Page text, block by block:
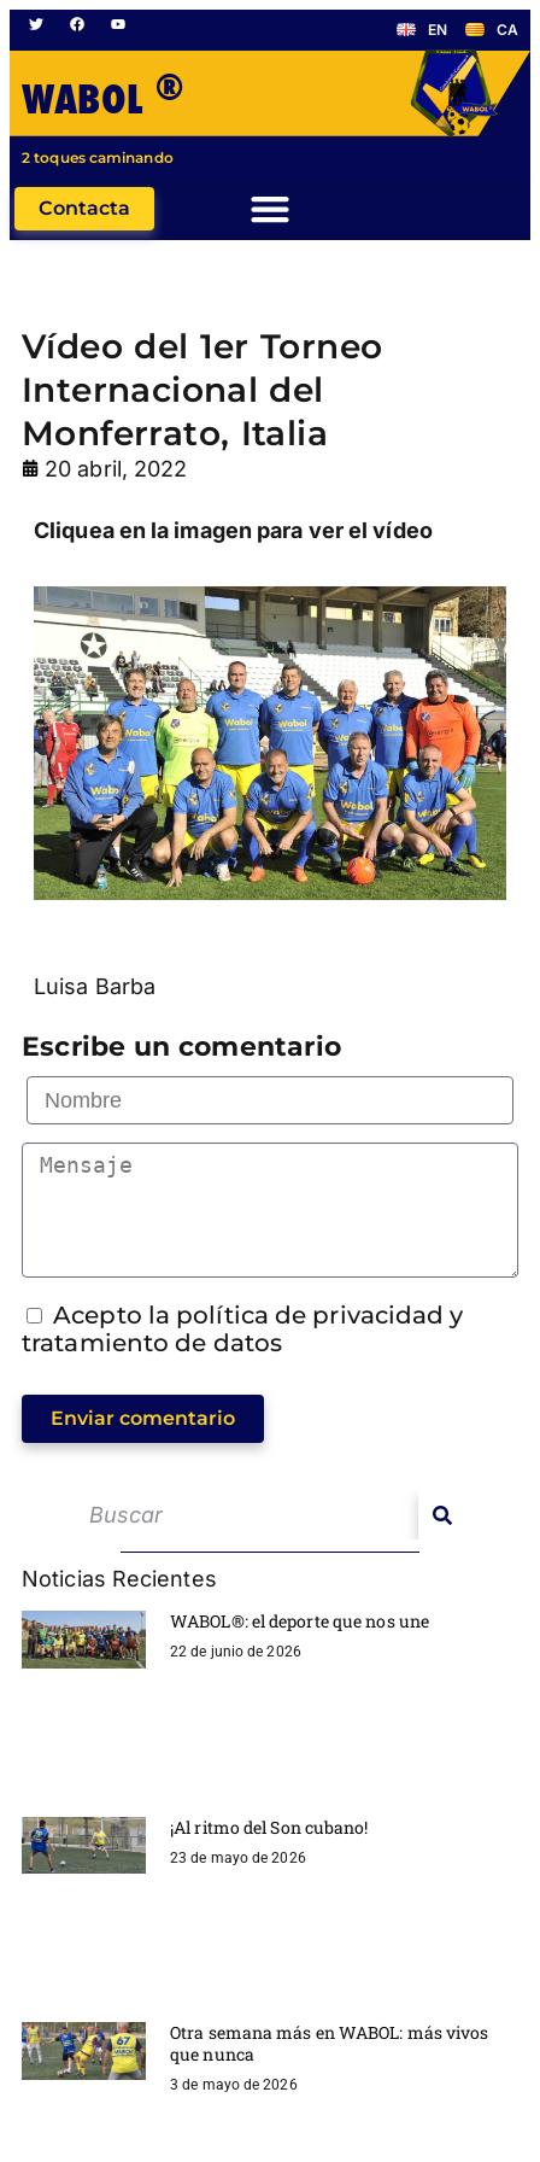
EN CA
WABOL ®
2 toques caminando
Contacta
Vídeo del 1er Torneo
Internacional del
Monferrato, Italia
20 abril, 2022
Cliquea en la imagen para ver el vídeo
Luisa Barba
Escribe un comentario
Acepto la política de privacidad y
tratamiento de datos
Enviar comentario
Noticias Recientes
WABOL®: el deporte que nos une
22 de junio de 2026
¡Al ritmo del Son cubano!
23 de mayo de 2026
Otra semana más en WABOL: más vivos
que nunca
3 de mayo de 2026